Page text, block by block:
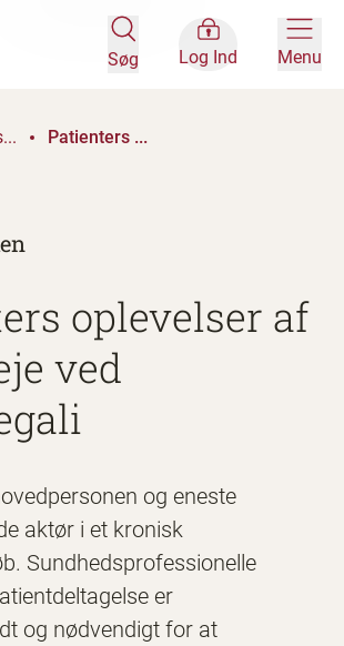
Søg Log Ind Menu
Patienters ...
oplevelser af
ved
og eneste
aktør i et kronisk
Sundhedsprofessionelle
er
og nødvendigt for at